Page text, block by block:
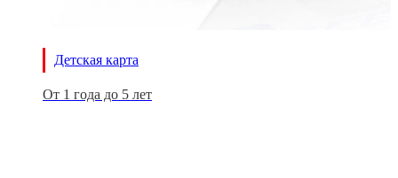
Детская карта
От 1 года до 5 лет